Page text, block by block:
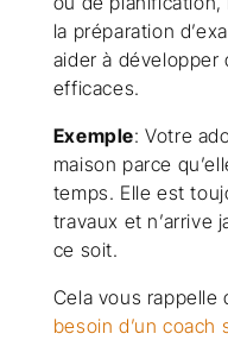
la préparation
aider à développer
efficaces.
Exemple: Votre
maison parce
temps. Elle est
travaux et n’arrive
ce soit.
Cela vous rappelle
besoin d’un coach